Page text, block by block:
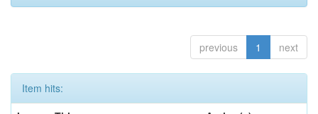
previous 1 next
Item hits: